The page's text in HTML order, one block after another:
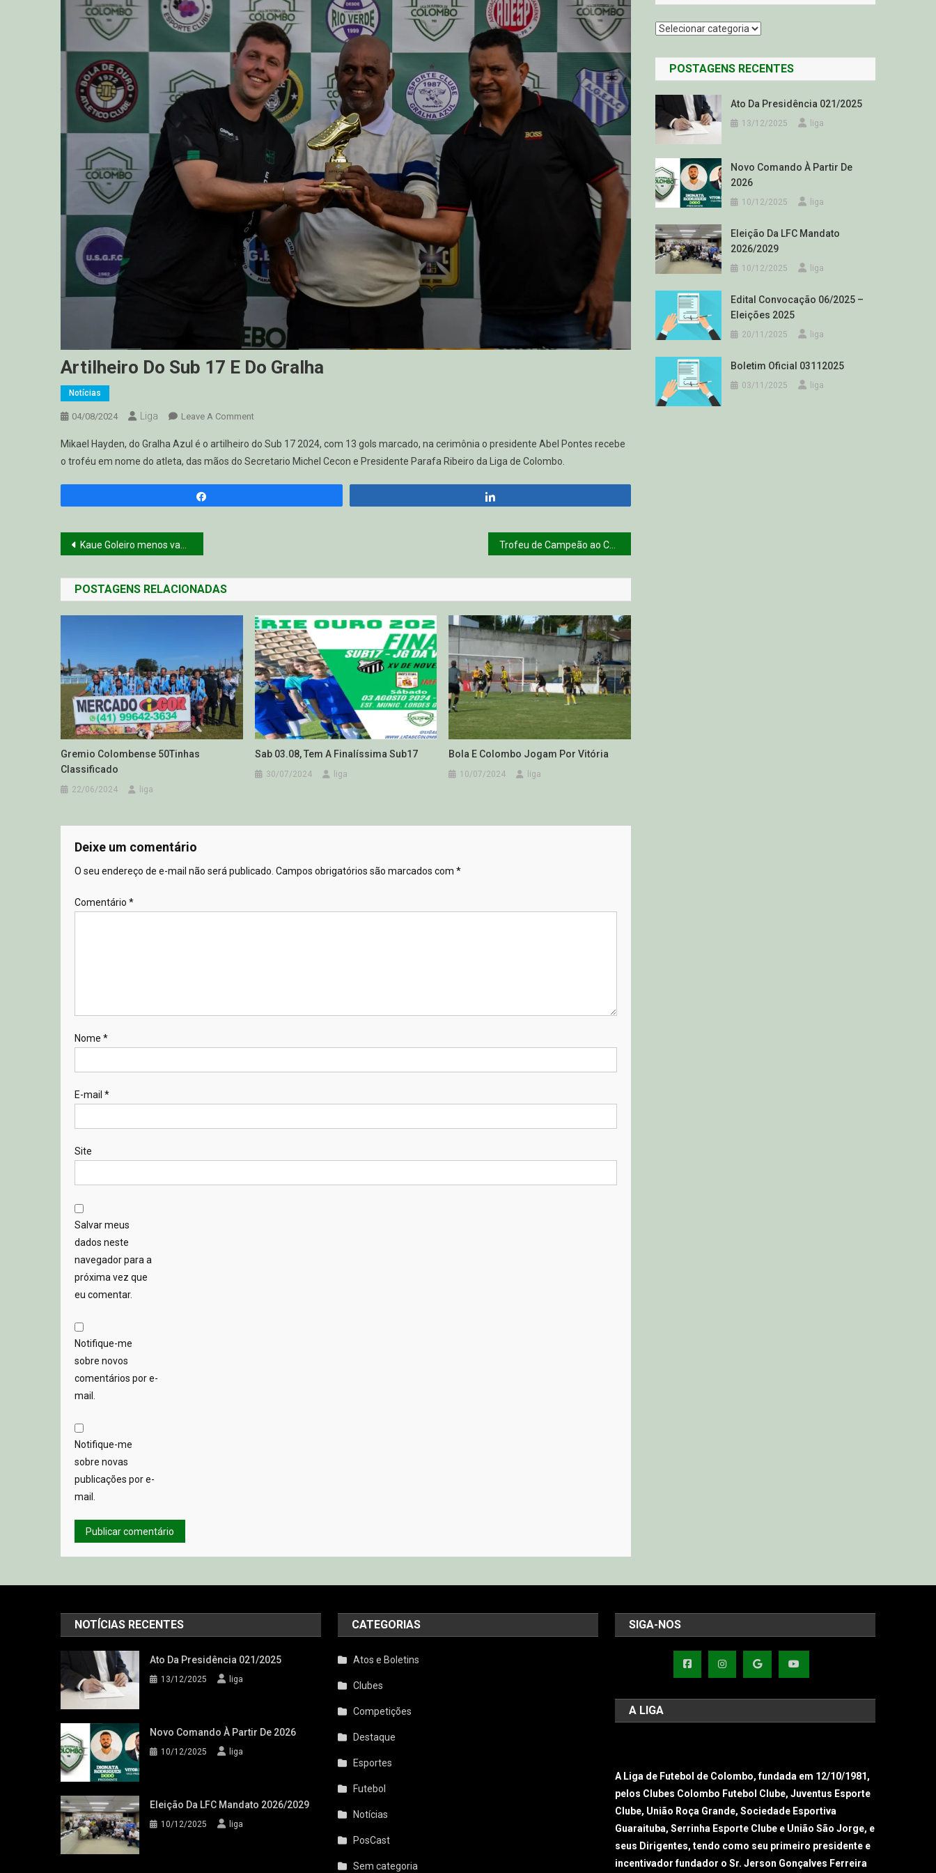
Artilheiro Do Sub 17 E Do Gralha
Notícias
04/08/2024 Liga Leave A CommentOn
Do
Sub
Mikael Hayden, do Gralha Azul é o artilheiro do Sub 17 2024, com 13 gols marcado, na cerimônia o presidente Abel Pontes recebe
o troféu em nome do atleta, das mãos do Secretario Michel Cecon e Presidente Parafa Ribeiro da Liga de Colombo.
Navegação
de
Post
Kaue Goleiro menos vazado Sub 17 Trofeu de Campeão ao Capitão
POSTAGENS RELACIONADAS
Gremio Colombense 50Tinhas
Classificado
22/06/2024 liga
Sab 03.08, Tem A Finalíssima Sub17
30/07/2024 liga
Bola E Colombo Jogam Por Vitória
10/07/2024 liga
Deixe um comentário
O seu endereço de e-mail não será publicado. Campos obrigatórios são marcados com *
Comentário *
Nome *
E-mail *
Site
Salvar meus
dados neste
navegador para a
próxima vez que
eu comentar.
Notifique-me
sobre novos
comentários por e-
mail.
Notifique-me
sobre novas
publicações por e-
mail.
Categorias
POSTAGENS RECENTES
Ato Da Presidência 021/2025
13/12/2025 liga
Novo Comando À Partir De
2026
10/12/2025 liga
Eleição Da LFC Mandato
2026/2029
10/12/2025 liga
Edital Convocação 06/2025 –
Eleições 2025
20/11/2025 liga
Boletim Oficial 03112025
03/11/2025 liga
NOTÍCIAS RECENTES
Ato Da Presidência 021/2025
13/12/2025 liga
Novo Comando À Partir De 2026
10/12/2025 liga
Eleição Da LFC Mandato 2026/2029
10/12/2025 liga
CATEGORIAS
Atos e Boletins
Clubes
Competições
Destaque
Esportes
Futebol
Notícias
PosCast
Sem categoria
SIGA-NOS
A LIGA
A Liga de Futebol de Colombo, fundada em 12/10/1981,
pelos Clubes Colombo Futebol Clube, Juventus Esporte
Clube, União Roça Grande, Sociedade Esportiva
Guaraituba, Serrinha Esporte Clube e União São Jorge, e
seus Dirigentes, tendo como seu primeiro presidente e
incentivador fundador o Sr. Jerson Gonçalves Ferreira